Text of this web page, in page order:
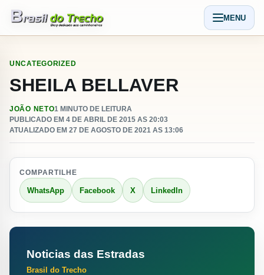
Abrir
MENU
UNCATEGORIZED
SHEILA BELLAVER
JOÃO NETO1 MINUTO DE LEITURA
PUBLICADO EM 4 DE ABRIL DE 2015 AS 20:03
ATUALIZADO EM 27 DE AGOSTO DE 2021 AS 13:06
COMPARTILHE
WhatsApp Facebook X LinkedIn